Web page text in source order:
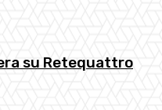
su Retequattro